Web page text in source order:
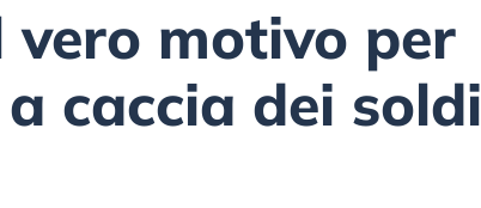
vero motivo per
caccia dei soldi